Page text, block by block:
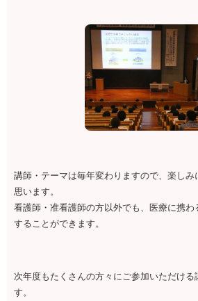
講師・テーマは毎年変わりますので、楽しみ
思います。
看護師・准看護師の方以外でも、医療に携わ
することができます。
次年度もたくさんの方々にご参加いただける
す。